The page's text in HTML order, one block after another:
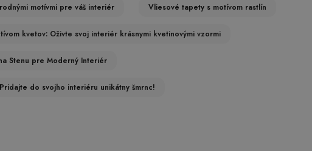
motívmi pre váš interiér Vliesové tapety s motívom rastlín
kvetov: Oživte svoj interiér krásnymi kvetinovými vzormi
Stenu pre Moderný Interiér
do svojho interiéru unikátny šmrnc!